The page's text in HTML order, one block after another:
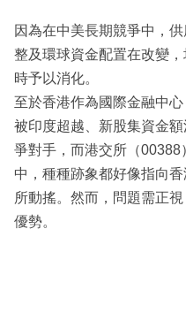
因為在中美長期競爭中，
整及環球資金配置在改變
時予以消化。
至於香港作為國際金融中
被印度超越、新股集資金
爭對手，而港交所（
中，種種跡象都好像指向
所動搖。然而，問題需正
優勢。